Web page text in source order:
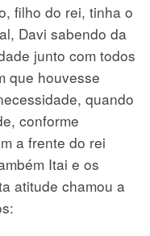
filho do rei, tinha o
Davi sabendo da
junto com todos
que houvesse
quando
conforme
a frente do rei
Itai e os
atitude chamou a